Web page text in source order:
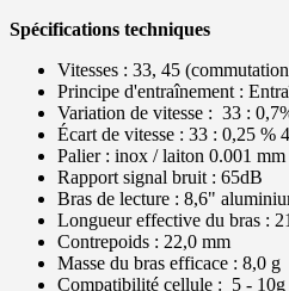
Spécifications techniques
Vitesses : 33, 45
Principe d'entraînement :
Variation de vitesse : 33 :
Écart de vitesse : 33 : 0,25 %
Palier : inox / laiton 0.001 mm
Rapport signal bruit : 65dB
Bras de lecture : 8,6"
Longueur effective du bras :
Contrepoids : 22,0 mm
Masse du bras efficace : 8,0 g
Compatibilité cellule : 5 - 10g